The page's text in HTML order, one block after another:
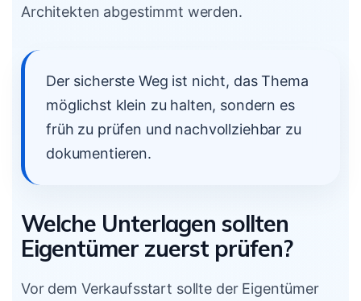
Architekten abgestimmt werden.
Der sicherste Weg ist nicht, das Thema
möglichst klein zu halten, sondern es
früh zu prüfen und nachvollziehbar zu
dokumentieren.
Welche Unterlagen sollten
Eigentümer zuerst prüfen?
Vor dem Verkaufsstart sollte der Eigentümer